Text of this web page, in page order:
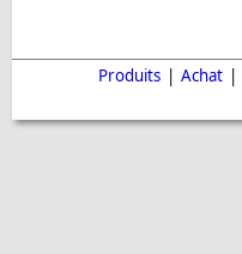
Produits | Achat |